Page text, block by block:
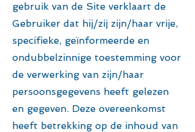
gebruik van de Site verklaart de
Gebruiker dat hij/zij zijn/haar vrije,
specifieke, geïnformeerde en
ondubbelzinnige toestemming voor
de verwerking van zijn/haar
persoonsgegevens heeft gelezen
en gegeven. Deze overeenkomst
heeft betrekking op de inhoud van